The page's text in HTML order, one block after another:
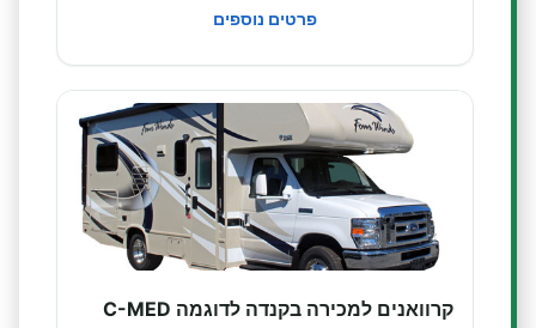
פרטים נוספים
קרוואנים למכירה בקנדה לדוגמה C-MED